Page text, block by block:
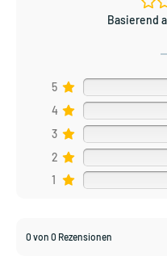
Basierend
5
4
3
2
1
0 von 0 Rezensionen